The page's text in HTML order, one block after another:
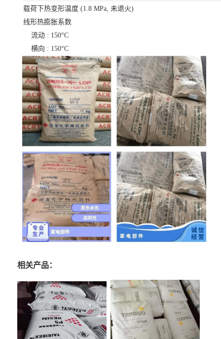
载荷下热变形温度 (1.8 MPa, 未退火)
线形热膨胀系数
流动 : 150°C
横向 : 150°C
相关产品：